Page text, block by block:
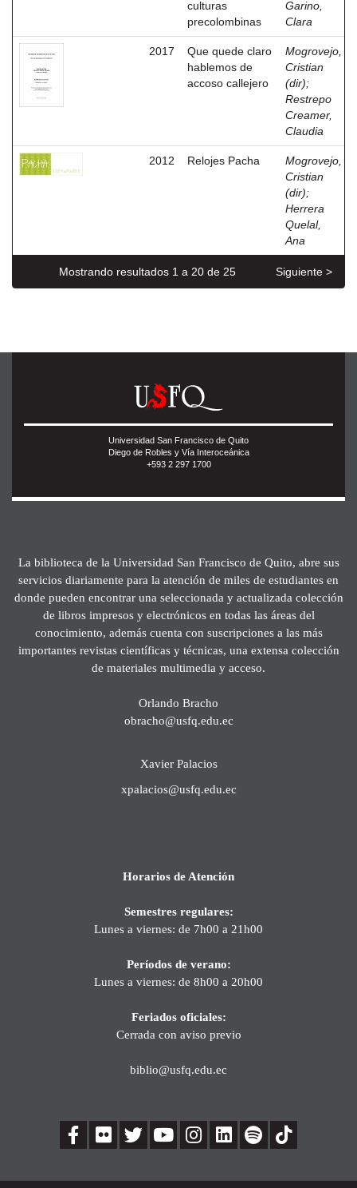
culturas
precolombinas
Garino,
Clara
2017
Que quede claro
hablemos de
accoso callejero
Mogrovejo,
Cristian
(dir);
Restrepo
Creamer,
Claudia
2012 Relojes Pacha
Mogrovejo,
Cristian
(dir);
Herrera
Quelal,
Ana
Mostrando resultados 1 a 20 de 25 Siguiente >
Universidad San Francisco de Quito
Diego de Robles y Vía Interoceánica
+593 2 297 1700
La biblioteca de la Universidad San Francisco de Quito, abre sus
servicios diariamente para la atención de miles de estudiantes en
donde pueden encontrar una seleccionada y actualizada colección
de libros impresos y electrónicos en todas las áreas del
conocimiento, además cuenta con suscripciones a las más
importantes revistas científicas y técnicas, una extensa colección
de materiales multimedia y acceso.
Orlando Bracho
obracho@usfq.edu.ec
Xavier Palacios
xpalacios@usfq.edu.ec
Horarios de Atención
Semestres regulares:
Lunes a viernes: de 7h00 a 21h00
Períodos de verano:
Lunes a viernes: de 8h00 a 20h00
Feriados oficiales:
Cerrada con aviso previo
biblio@usfq.edu.ec